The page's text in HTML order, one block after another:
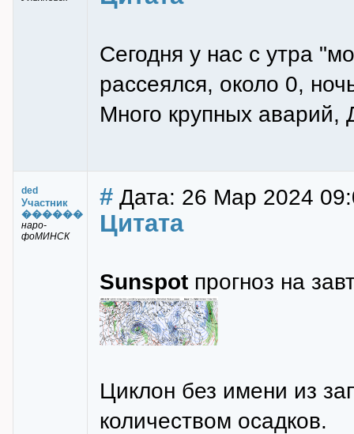
Сегодня у нас с утра
рассеялся, около 0,
Много крупных аварий,
ded
Участник
������
наро-
фоМИНСК
# Дата: 26 Мар 2024
Цитата
Sunspot прогноз на
Циклон без имени из
количеством осадков.